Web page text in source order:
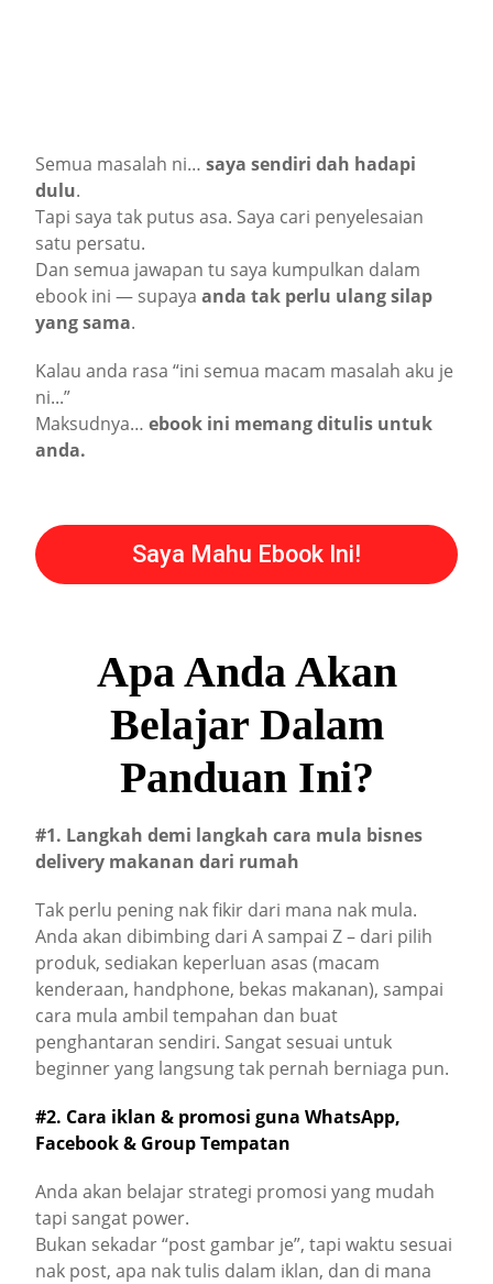
Semua masalah ni… saya sendiri dah hadapi
dulu.
Tapi saya tak putus asa. Saya cari penyelesaian
satu persatu.
Dan semua jawapan tu saya kumpulkan dalam
ebook ini — supaya anda tak perlu ulang silap
yang sama.
Kalau anda rasa “ini semua macam masalah aku je
ni...”
Maksudnya… ebook ini memang ditulis untuk
anda.
Saya Mahu Ebook Ini!
Apa Anda Akan
Belajar Dalam
Panduan Ini?
#1. Langkah demi langkah cara mula bisnes
delivery makanan dari rumah
Tak perlu pening nak fikir dari mana nak mula.
Anda akan dibimbing dari A sampai Z – dari pilih
produk, sediakan keperluan asas (macam
kenderaan, handphone, bekas makanan), sampai
cara mula ambil tempahan dan buat
penghantaran sendiri. Sangat sesuai untuk
beginner yang langsung tak pernah berniaga pun.
#2. Cara iklan & promosi guna WhatsApp,
Facebook & Group Tempatan
Anda akan belajar strategi promosi yang mudah
tapi sangat power.
Bukan sekadar “post gambar je”, tapi waktu sesuai
nak post, apa nak tulis dalam iklan, dan di mana